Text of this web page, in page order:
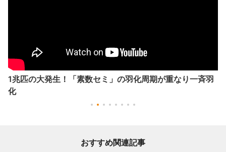
1兆匹の大発生！「素数セミ」の羽化周期が重なり一斉羽
化
おすすめ関連記事